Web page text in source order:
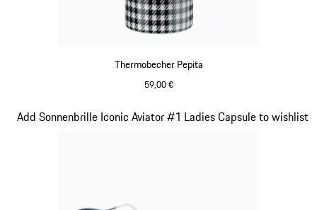
Thermobecher Pepita
59,00 €
Add Sonnenbrille Iconic Aviator #1 Ladies Capsule to wishlist
Slide 3 von 7